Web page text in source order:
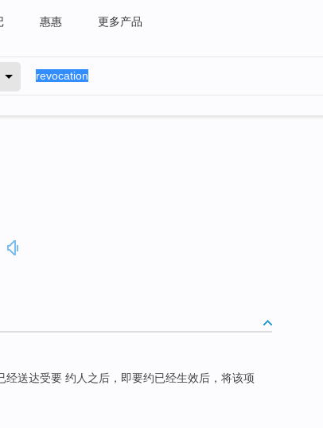
惠惠 更多产品
经送达受要 约人之后，即要约已经生效后，将该项